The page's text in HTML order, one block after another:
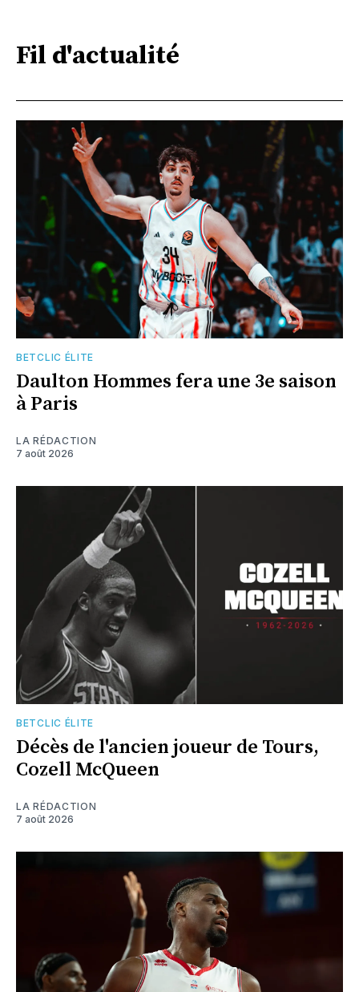
Fil d'actualité
BETCLIC ÉLITE
Daulton Hommes fera une 3e saison
à Paris
LA RÉDACTION
7 août 2026
BETCLIC ÉLITE
Décès de l'ancien joueur de Tours,
Cozell McQueen
LA RÉDACTION
7 août 2026